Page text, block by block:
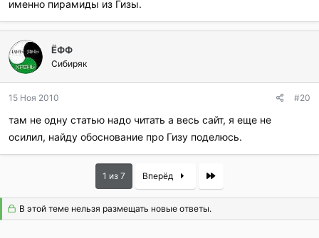
именно пирамиды из Гизы.
ЁФФ
Сибиряк
15 Ноя 2010 #20
там не одну статью надо читать а весь сайт, я еще не
осилил, найду обоснование про Гизу поделюсь.
1 из 7 Вперёд Last
В этой теме нельзя размещать новые ответы.